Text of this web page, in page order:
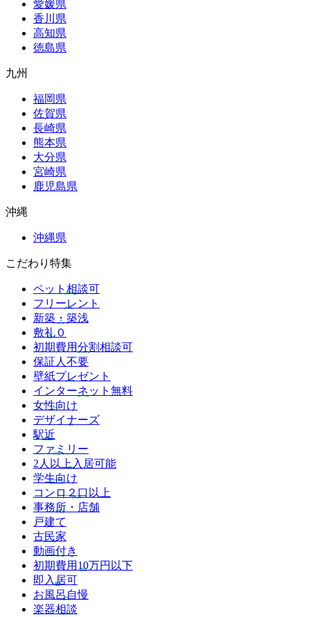
愛媛県
香川県
高知県
徳島県
九州
福岡県
佐賀県
長崎県
熊本県
大分県
宮崎県
鹿児島県
沖縄
沖縄県
こだわり特集
ペット相談可
フリーレント
新築・築浅
敷礼０
初期費用分割相談可
保証人不要
壁紙プレゼント
インターネット無料
女性向け
デザイナーズ
駅近
ファミリー
2人以上入居可能
学生向け
コンロ２口以上
事務所・店舗
戸建て
古民家
動画付き
初期費用10万円以下
即入居可
お風呂自慢
楽器相談